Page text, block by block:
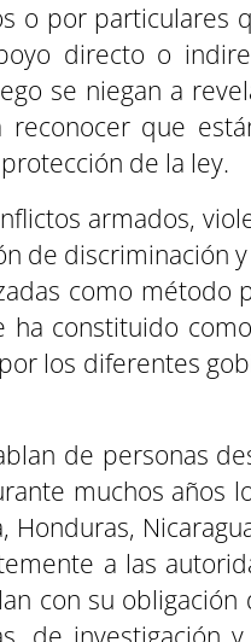
o por particulares
directo o
se niegan a
que
de la ley.
armados,
de discriminación
como método
ha constituido
los diferentes
de personas
muchos años
Honduras,
a las
con su